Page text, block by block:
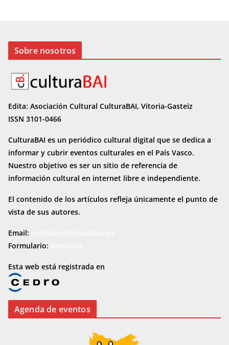
Sobre nosotros
Edita: Asociación Cultural CulturaBAI, Vitoria-Gasteiz
ISSN 3101-0466
CulturaBAI es un periódico cultural digital que se dedica a
informar y cubrir eventos culturales en el País Vasco.
Nuestro objetivo es ser un sitio de referencia de
información cultural en internet libre e independiente.
El contenido de los artículos refleja únicamente el punto de
vista de sus autores.
Email:
Formulario:
Esta web está registrada en
Agenda de eventos